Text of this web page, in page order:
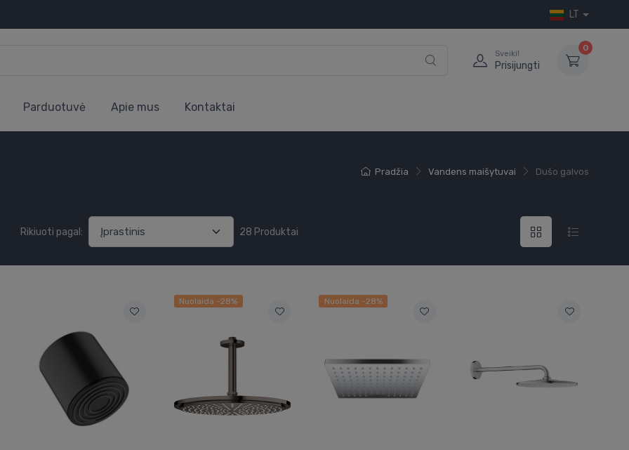
LT
Sveiki!
Prisijungti
0
Parduotuvė Apie mus Kontaktai
Pradžia Vandens maišytuvai Dušo galvos
Rikiuoti pagal: 28 Produktai
Nuolaida -28% Nuolaida -28%